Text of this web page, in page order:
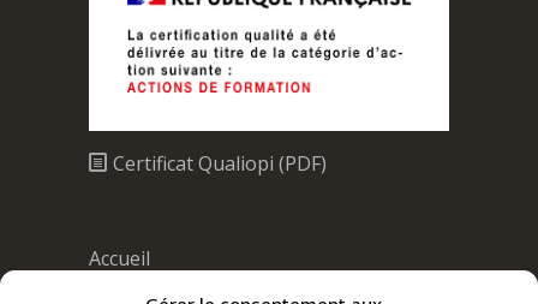
Certificat Qualiopi (PDF)
Accueil